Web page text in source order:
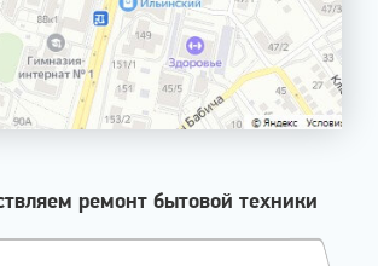
ремонт бытовой техники